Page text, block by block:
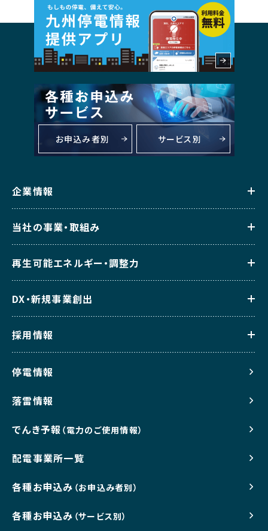
お申込み者別 サービス別
企業情報
当社の事業・取組み
再生可能エネルギー・調整力
DX・新規事業創出
採用情報
停電情報
落雷情報
でんき予報 （電力のご使用情報）
配電事業所一覧
各種お申込み （お申込み者別）
各種お申込み （サービス別）